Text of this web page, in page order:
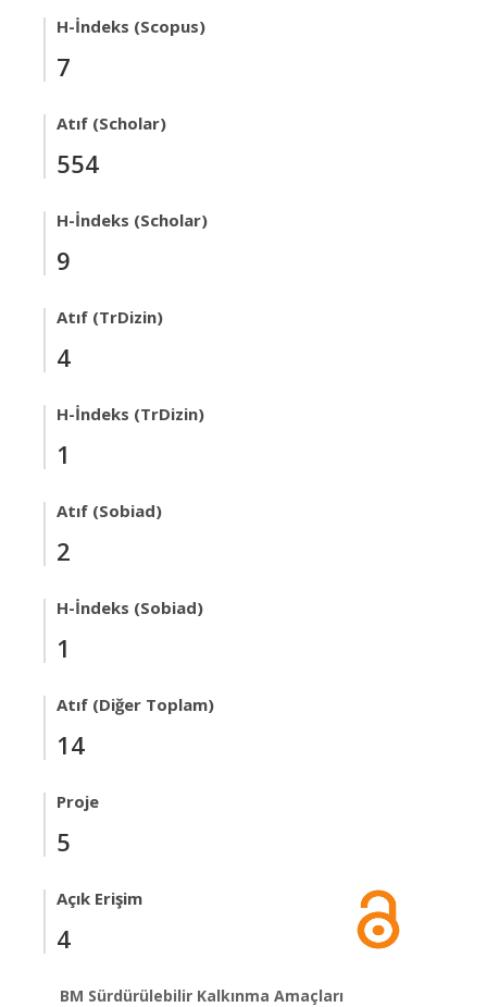
H-İndeks (Scopus)
7
Atıf (Scholar)
554
H-İndeks (Scholar)
9
Atıf (TrDizin)
4
H-İndeks (TrDizin)
1
Atıf (Sobiad)
2
H-İndeks (Sobiad)
1
Atıf (Diğer Toplam)
14
Proje
5
Açık Erişim
4
BM Sürdürülebilir Kalkınma Amaçları